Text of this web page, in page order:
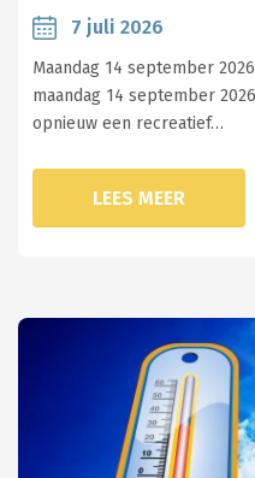
7 juli 2026
Maandag 14 september
maandag 14 september
opnieuw een recreatief…
LEES MEER